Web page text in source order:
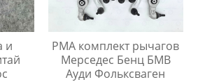
и
PMA комплект рычагов
Мерседес Бенц БМВ
Ауди Фольксваген